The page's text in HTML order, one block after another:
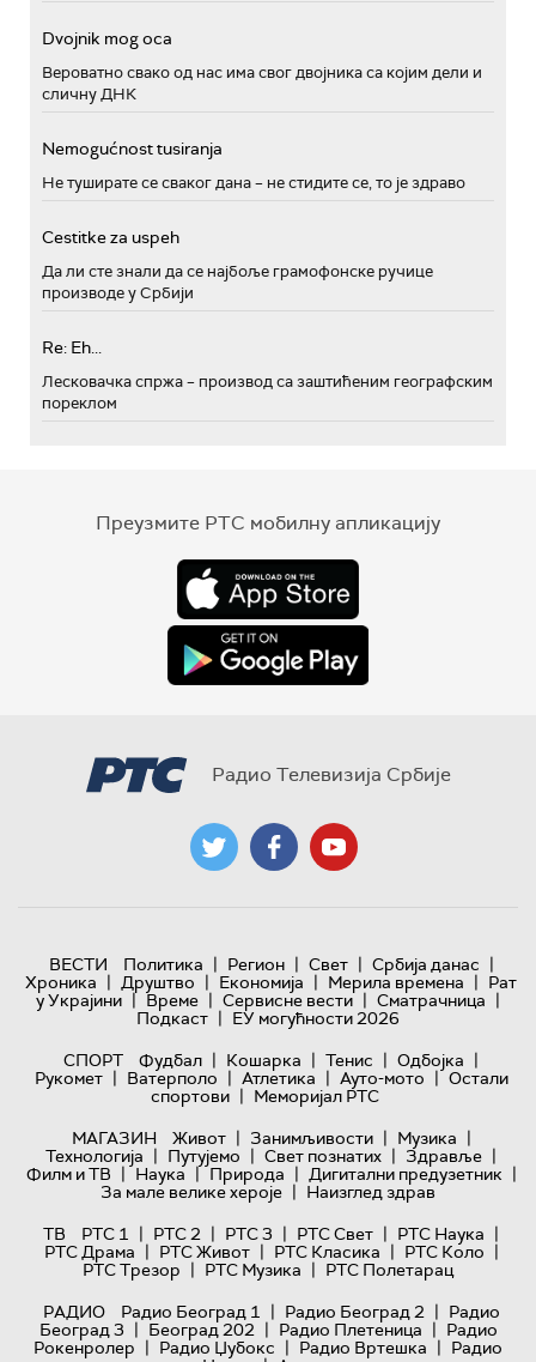
Dvojnik mog oca
Вероватно свако од нас има свог двојника са којим дели и
сличну ДНК
Nemogućnost tusiranja
Не туширате се сваког дана – не стидите се, то је здраво
Cestitke za uspeh
Да ли сте знали да се најбоље грамофонске ручице
производе у Србији
Re: Eh...
Лесковачка спржа – производ са заштићеним географским
пореклом
Преузмите РТС мобилну апликацију
Радио Телевизија Србије
ВЕСТИ Политика | Регион | Свет | Србија данас |
Хроника | Друштво | Економија | Мерила времена | Рат
у Украјини | Време | Сервисне вести | Сматрачница |
Подкаст | ЕУ могућности 2026
СПОРТ
Фудбал | Кошарка | Тенис | Одбојка |
Рукомет | Ватерполо | Атлетика | Ауто-мото | Остали
спортови | Меморијал РТС
МАГАЗИН
Живот | Занимљивости | Музика |
Технологијa | Путујемо | Свет познатих | Здравље |
Филм и ТВ | Наука | Природа | Дигитални предузетник |
За мале велике хероје | Наизглед здрав
ТВ
РТС 1 | РТС 2 | РТС 3 | РТС Свет | РТС Наука |
РТС Драма | РТС Живот | РТС Класика | РТС Коло |
РТС Трезор | РТС Музика | РТС Полетарац
РАДИО
Радио Београд 1 | Радио Београд 2 | Радио
Београд 3 | Београд 202 | Радио Плетеница | Радио
Рокенролер | Радио Џубокс | Радио Вртешка | Радио